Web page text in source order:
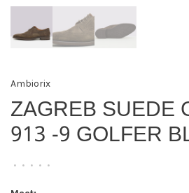
Ambiorix
ZAGREB SUEDE
913 -9 GOLFER
• • • • •